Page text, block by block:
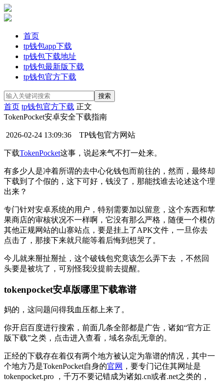
首页
tp钱包app下载
tp钱包下载地址
tp钱包最新版下载
tp钱包官方下载
首页 tp钱包官方下载 正文
TokenPocket安卓安全下载指南
2026-02-24 13:09:36 TP钱包官方网站
下载TokenPocket这事，说起来气不打一处来。
有多少人是冲着所谓的去中心化钱包而前往的，然而，最终却
下载到了个假的，这下可好，钱没了，那能找谁去论述这个理
出来？
专门针对安卓系统的用户，特别需要加以留意，这个东西和苹
果商店的审核状况不一样啊，它没有那么严格，随便一个模仿
其他正规网站的山寨站点，要是挂上了APK文件，一旦你去
点击了，那接下来就只能等着后悔到想哭了。
今儿就来掰扯掰扯，这个破钱包究竟该怎么弄下去 ，不然回
头要是被坑了，可别怪我没提前去提醒。
tokenpocket安卓版哪里下载靠谱
妈的，这问题问得我血压都上来了。
你开启百度进行搜索，前面几条全部都是广告，诸如“官方正
版下载”之类，点击进入查看，域名杂乱无章的。
正经的下载存在着仅有两个地方被认定为靠谱的情况，其中一
个地方乃是TokenPocket自身的官网 ，要专门记住其网址是
tokenpocket.pro ，千万不要记错成为诸如.cn或者.net之类的，